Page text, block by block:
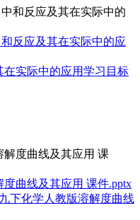
反应及其在实际中的应
在实际中的应用学习目标
曲线及其应用 课件.pptx
下化学人教版溶解度曲线